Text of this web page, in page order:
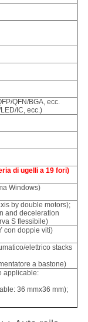
QFN/BGA, ecc.
IC, ecc.)
di ugelli a 19 fori)
Windows)
by double motors);
and deceleration
S flessibile)
con doppie viti)
elettrico stacks
a bastone)
applicable:
36 mmx36 mm);